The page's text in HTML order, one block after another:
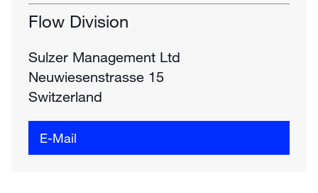
Flow Division
Sulzer Management Ltd
Neuwiesenstrasse 15
Switzerland
E-Mail